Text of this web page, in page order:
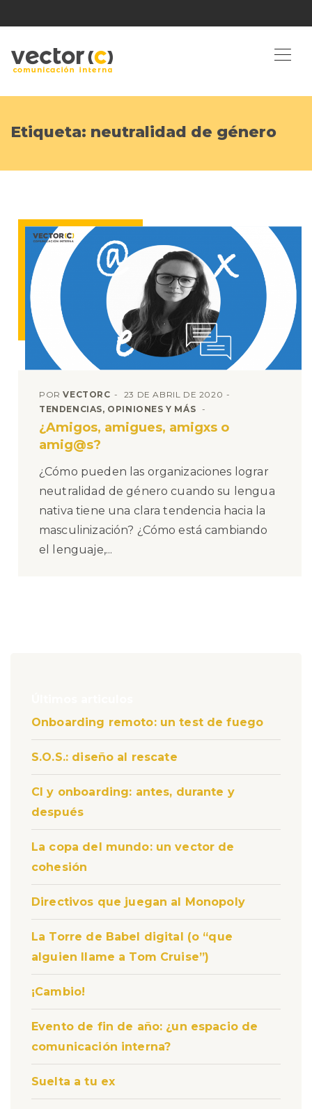
Etiqueta: neutralidad de género
PORVECTORC
23 DE ABRIL DE 2020
TENDENCIAS, OPINIONES Y MÁS
¿Amigos, amigues, amigxs o
amig@s?
¿Cómo pueden las organizaciones lograr
neutralidad de género cuando su lengua
nativa tiene una clara tendencia hacia la
masculinización? ¿Cómo está cambiando
el lenguaje,...
Onboarding remoto: un test de fuego
S.O.S.: diseño al rescate
CI y onboarding: antes, durante y
después
La copa del mundo: un vector de
cohesión
Directivos que juegan al Monopoly
La Torre de Babel digital (o “que
alguien llame a Tom Cruise”)
¡Cambio!
Evento de fin de año: ¿un espacio de
comunicación interna?
Suelta a tu ex